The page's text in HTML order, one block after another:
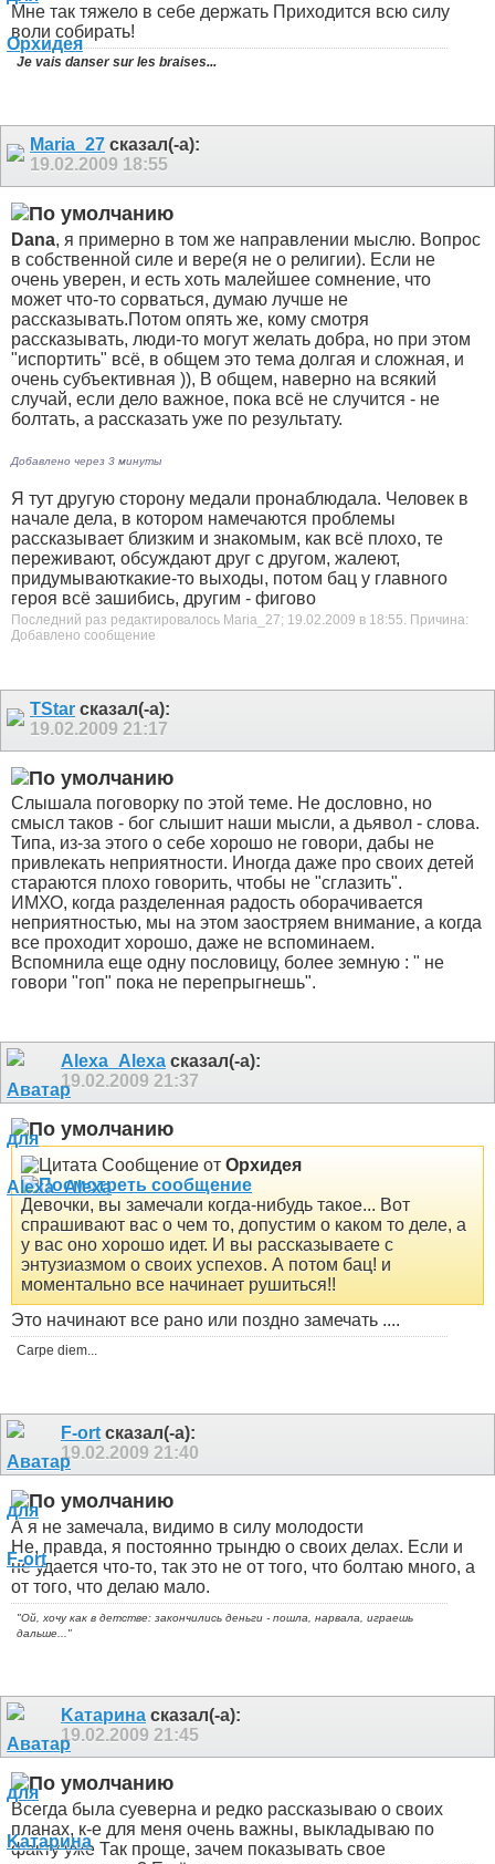
Мне так тяжело в себе держать Приходится всю силу
воли собирать!
Je vais danser sur les braises...
Maria_27 сказал(-а):
19.02.2009 18:55
Dana, я примерно в том же направлении мыслю. Вопрос
в собственной силе и вере(я не о религии). Если не
очень уверен, и есть хоть малейшее сомнение, что
может что-то сорваться, думаю лучше не
рассказывать.Потом опять же, кому смотря
рассказывать, люди-то могут желать добра, но при этом
"испортить" всё, в общем это тема долгая и сложная, и
очень субъективная )), В общем, наверно на всякий
случай, если дело важное, пока всё не случится - не
болтать, а рассказать уже по результату.
Добавлено через 3 минуты
Я тут другую сторону медали пронаблюдала. Человек в
начале дела, в котором намечаются проблемы
рассказывает близким и знакомым, как всё плохо, те
переживают, обсуждают друг с другом, жалеют,
придумываюткакие-то выходы, потом бац у главного
героя всё зашибись, другим - фигово
Последний раз редактировалось Maria_27; 19.02.2009 в 18:55 Причина:
Добавлено сообщение
ТStar сказал(-а):
19.02.2009 21:17
Слышала поговорку по этой теме. Не дословно, но
смысл таков - бог слышит наши мысли, а дьявол - слова.
Типа, из-за этого о себе хорошо не говори, дабы не
привлекать неприятности. Иногда даже про своих детей
стараются плохо говорить, чтобы не "сглазить".
ИМХО, когда разделенная радость оборачивается
неприятностью, мы на этом заостряем внимание, а когда
все проходит хорошо, даже не вспоминаем.
Вспомнила еще одну пословицу, более земную : " не
говори "гоп" пока не перепрыгнешь".
Alexa_Alexa сказал(-а):
19.02.2009 21:37
Сообщение от Орхидея
Девочки, вы замечали когда-нибудь такое... Вот
спрашивают вас о чем то, допустим о каком то деле, а
у вас оно хорошо идет. И вы рассказываете с
энтузиазмом о своих успехов. А потом бац! и
моментально все начинает рушиться!!
Это начинают все рано или поздно замечать ....
Carpe diem...
F-ort сказал(-а):
19.02.2009 21:40
А я не замечала, видимо в силу молодости
Не, правда, я постоянно трындю о своих делах. Если и
не удается что-то, так это не от того, что болтаю много, а
от того, что делаю мало.
"Ой, хочу как в детстве: закончились деньги - пошла, нарвала, играешь
дальше..."
Kатарина сказал(-а):
19.02.2009 21:45
Всегда была суеверна и редко рассказываю о своих
планах, к-е для меня очень важны, выкладываю по
факту уже Так проще, зачем показывать свое